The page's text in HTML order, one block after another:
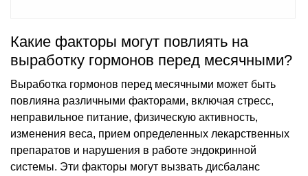
Какие факторы могут повлиять на
выработку гормонов перед месячными?
Выработка гормонов перед месячными может быть
повлияна различными факторами, включая стресс,
неправильное питание, физическую активность,
изменения веса, прием определенных лекарственных
препаратов и нарушения в работе эндокринной
системы. Эти факторы могут вызвать дисбаланс